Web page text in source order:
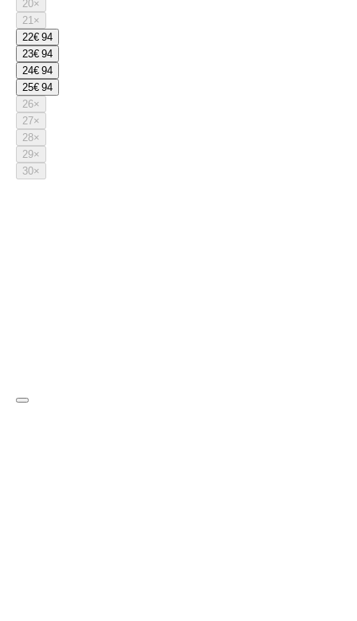
20×
21×
22€ 94
23€ 94
24€ 94
25€ 94
26×
27×
28×
29×
30×